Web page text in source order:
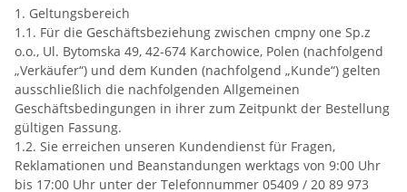
1. Geltungsbereich
1.1. Für die Geschäftsbeziehung zwischen cmpny one Sp.z
o.o., Ul. Bytomska 49, 42-674 Karchowice, Polen (nachfolgend
„Verkäufer“) und dem Kunden (nachfolgend „Kunde“) gelten
ausschließlich die nachfolgenden Allgemeinen
Geschäftsbedingungen in ihrer zum Zeitpunkt der Bestellung
gültigen Fassung.
1.2. Sie erreichen unseren Kundendienst für Fragen,
Reklamationen und Beanstandungen werktags von 9:00 Uhr
bis 17:00 Uhr unter der Telefonnummer 05409 / 20 89 973